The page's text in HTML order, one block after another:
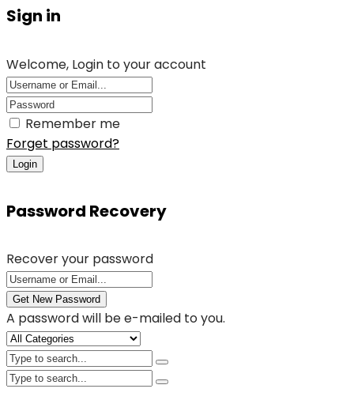
Sign in
Welcome, Login to your account
Remember me
Forget password?
Login
Password Recovery
Recover your password
Get New Password
A password will be e-mailed to you.